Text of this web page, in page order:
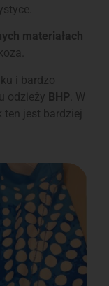
materiałach
i bardzo
odzieży BHP . W
jest bardziej